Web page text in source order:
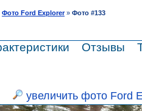
Фото Ford Explorer» Фото #133
Отзывы
увеличить фото Ford